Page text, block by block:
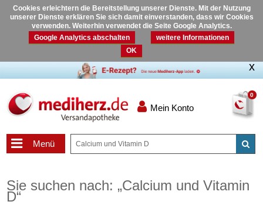
Cookies erleichtern die Bereitstellung unserer Dienste. Mit der Nutzung
unserer Dienste erklären Sie sich damit einverstanden, dass wir Cookies
verwenden. Weiterhin verwendet die Seite Google Analytics.
Google Analytics abschalten
weitere Informationen
OK
0
Mein Konto
Menü
Sie suchen nach: „Calcium und Vitamin
D“